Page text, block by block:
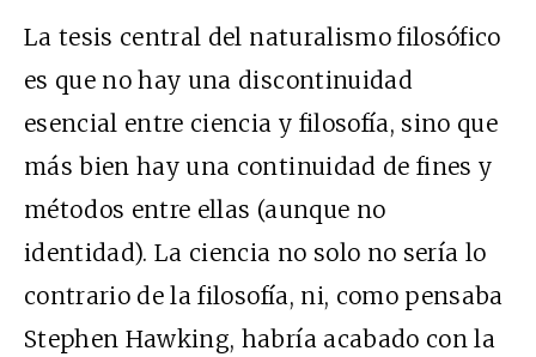
La tesis central del naturalismo filosófico
es que no hay una discontinuidad
esencial entre ciencia y filosofía, sino que
más bien hay una continuidad de fines y
métodos entre ellas (aunque no
identidad). La ciencia no solo no sería lo
contrario de la filosofía, ni, como pensaba
Stephen Hawking, habría acabado con la